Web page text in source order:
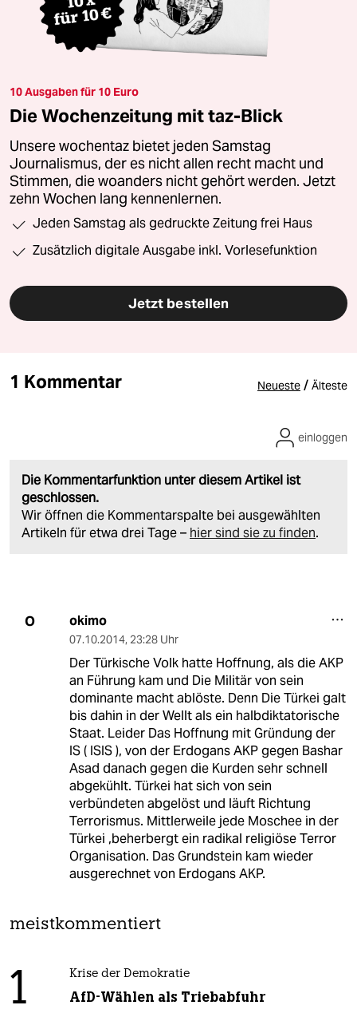
10 Ausgaben für 10 Euro
Die Wochenzeitung mit taz-Blick
Unsere wochentaz bietet jeden Samstag
Journalismus, der es nicht allen recht macht und
Stimmen, die woanders nicht gehört werden. Jetzt
zehn Wochen lang kennenlernen.
Jeden Samstag als gedruckte Zeitung frei Haus
Zusätzlich digitale Ausgabe inkl. Vorlesefunktion
Jetzt bestellen
1 Kommentar Neueste / Älteste
Die Kommentarfunktion unter diesem Artikel ist
geschlossen.
Wir öffnen die Kommentarspalte bei ausgewählten
Artikeln für etwa drei Tage – hier sind sie zu finden.
einloggen
O okimo
07.10.2014, 23:28 Uhr
Der Türkische Volk hatte Hoffnung, als die AKP
an Führung kam und Die Militär von sein
dominante macht ablöste. Denn Die Türkei galt
bis dahin in der Wellt als ein halbdiktatorische
Staat. Leider Das Hoffnung mit Gründung der
IS ( ISIS ), von der Erdogans AKP gegen Bashar
Asad danach gegen die Kurden sehr schnell
abgekühlt. Türkei hat sich von sein
verbündeten abgelöst und läuft Richtung
Terrorismus. Mittlerweile jede Moschee in der
Türkei ,beherbergt ein radikal religiöse Terror
Organisation. Das Grundstein kam wieder
ausgerechnet von Erdogans AKP.
meistkommentiert
1 Krise der Demokratie
AfD-Wählen als Triebabfuhr